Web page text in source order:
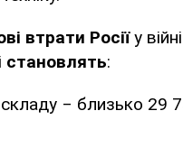
втрати Росіїу
становлять:
‒ близько 29